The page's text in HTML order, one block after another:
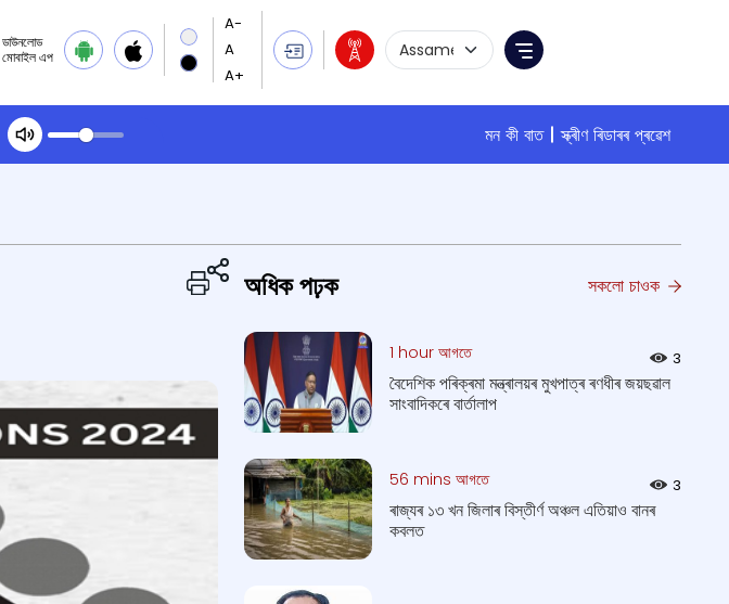
ডাউনলোড
মোবাইল এপ
Language Selection
Menu
মন কী বাত
স্ক্ৰীণ ৰিডাৰৰ প্ৰৱেশ
অধিক পঢ়ক সকলো চাওক
1 hour আগতে 3
বৈদেশিক পৰিক্ৰমা মন্ত্ৰালয়ৰ মুখপাত্ৰ ৰণধীৰ জয়ছৱাল
সাংবাদিকৰে বাৰ্তালাপ
56 mins আগতে 3
ৰাজ্যৰ ১৩ খন জিলাৰ বিস্তীর্ণ অঞ্চল এতিয়াও বানৰ
কবলত